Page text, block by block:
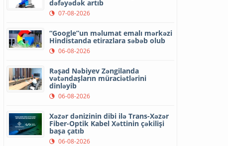
dəfəyədək artıb
07-08-2026
“Google”un məlumat emalı mərkəzi
Hindistanda etirazlara səbəb olub
06-08-2026
Rəşad Nəbiyev Zəngilanda
vətəndaşların müraciətlərini
dinləyib
06-08-2026
Xəzər dənizinin dibi ilə Trans-Xəzər
Fiber-Optik Kabel Xəttinin çəkilişi
başa çatıb
06-08-2026